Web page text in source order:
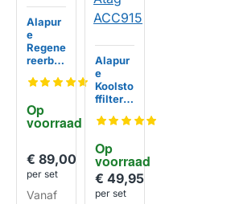
HUISMERK
Op
voorraad
Alapur
e
Regene
reerba
Koolsto
Atag
HF200
€ 89,00
per set
Vanaf
HUISMERK
Op
voorraad
Alapur
e
Koolsto
ffilter +
r
kt voor
Atag
ACC91
5
€ 49,95
per set